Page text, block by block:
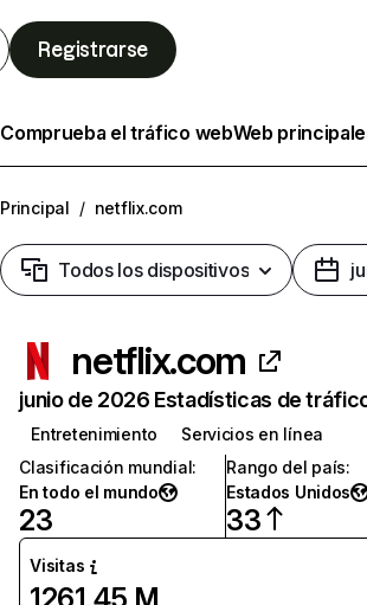
Registrarse
Comprueba el tráfico webWeb
Principal / netflix.com
Todos los dispositivos
netflix.com
junio de 2026 Estadísticas de
Entretenimiento
Servicios en línea
Clasificación mundial:
En todo el mundo
23
Rango del país:
Estados Unidos
33
Visitas